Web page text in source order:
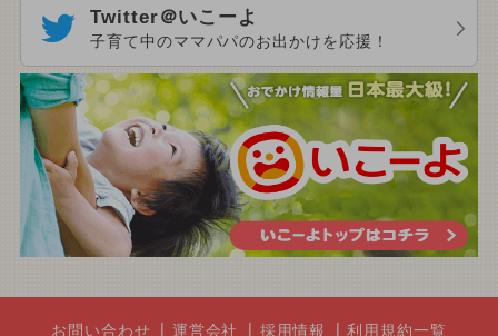
Twitter＠いこーよ
子育て中のママパパのお出かけを応援！
お問い合わせ 運営会社 採用情報 利用規約一覧